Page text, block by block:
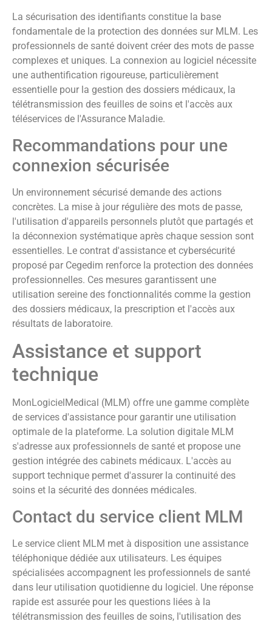
La sécurisation des identifiants constitue la base
fondamentale de la protection des données sur MLM. Les
professionnels de santé doivent créer des mots de passe
complexes et uniques. La connexion au logiciel nécessite
une authentification rigoureuse, particulièrement
essentielle pour la gestion des dossiers médicaux, la
télétransmission des feuilles de soins et l'accès aux
téléservices de l'Assurance Maladie.
Recommandations pour une
connexion sécurisée
Un environnement sécurisé demande des actions
concrètes. La mise à jour régulière des mots de passe,
l'utilisation d'appareils personnels plutôt que partagés et
la déconnexion systématique après chaque session sont
essentielles. Le contrat d'assistance et cybersécurité
proposé par Cegedim renforce la protection des données
professionnelles. Ces mesures garantissent une
utilisation sereine des fonctionnalités comme la gestion
des dossiers médicaux, la prescription et l'accès aux
résultats de laboratoire.
Assistance et support
technique
MonLogicielMedical (MLM) offre une gamme complète
de services d'assistance pour garantir une utilisation
optimale de la plateforme. La solution digitale MLM
s'adresse aux professionnels de santé et propose une
gestion intégrée des cabinets médicaux. L'accès au
support technique permet d'assurer la continuité des
soins et la sécurité des données médicales.
Contact du service client MLM
Le service client MLM met à disposition une assistance
téléphonique dédiée aux utilisateurs. Les équipes
spécialisées accompagnent les professionnels de santé
dans leur utilisation quotidienne du logiciel. Une réponse
rapide est assurée pour les questions liées à la
télétransmission des feuilles de soins, l'utilisation des